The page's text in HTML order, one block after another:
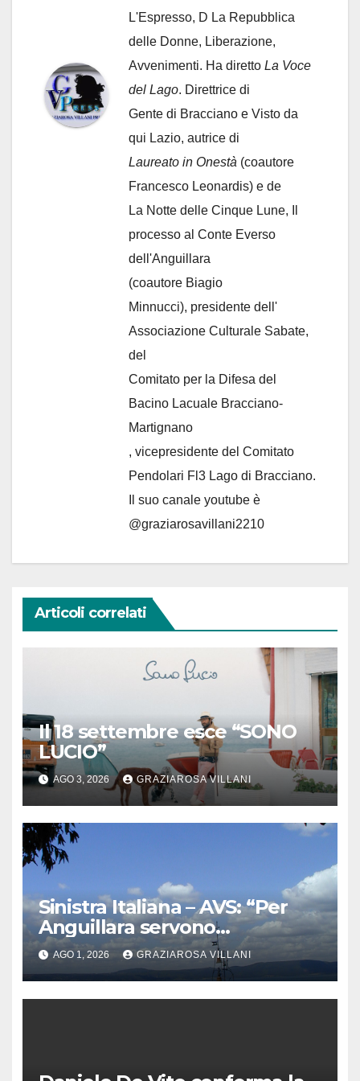
L'Espresso, D La Repubblica
delle Donne, Liberazione,
Avvenimenti. Ha diretto La Voce
del Lago. Direttrice di
Gente di Bracciano e Visto da
qui Lazio, autrice di
Laureato in Onestà (coautore
Francesco Leonardis) e de
La Notte delle Cinque Lune, Il
processo al Conte Everso
dell'Anguillara
(coautore Biagio
Minnucci), presidente dell'
Associazione Culturale Sabate,
del
Comitato per la Difesa del
Bacino Lacuale Bracciano-
Martignano
, vicepresidente del Comitato
Pendolari Fl3 Lago di Bracciano.
Il suo canale youtube è
@graziarosavillani2210
Articoli correlati
Il 18 settembre esce “SONO
LUCIO”
AGO 3, 2026 GRAZIAROSA VILLANI
Sinistra Italiana – AVS: “Per
Anguillara servono
trasparenza, partecipazione e
scelte politiche coraggiose”
AGO 1, 2026 GRAZIAROSA VILLANI